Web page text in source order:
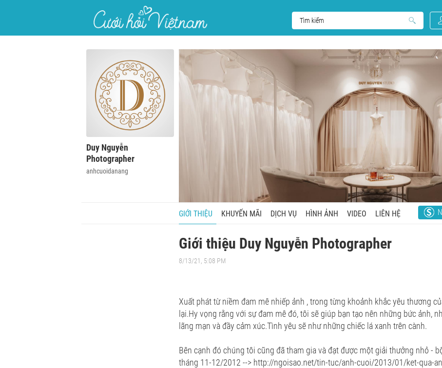
Duy Nguyễn
Photographer
anhcuoidanang
GIỚI THIỆU KHUYẾN MÃI DỊCH VỤ HÌNH ẢNH VIDEO LIÊN HỆ
Giới thiệu Duy Nguyễn Photographer
8/13/21, 5:08 PM
Xuất phát từ niềm đam mê nhiếp ảnh , trong từng khoảnh khắc yêu thương
lại.Hy vọng rằng với sự đam mê đó, tôi sẽ giúp bạn tạo nên những bức ảnh,
lãng mạn và đầy cảm xúc.Tình yêu sẽ như những chiếc lá xanh trên cành.
Bên cạnh đó chúng tôi cũng đã tham gia và đạt được một giải thưởng nhỏ -
tháng 11-12/2012 --> http://ngoisao.net/tin-tuc/anh-cuoi/2013/01/ket-qua-